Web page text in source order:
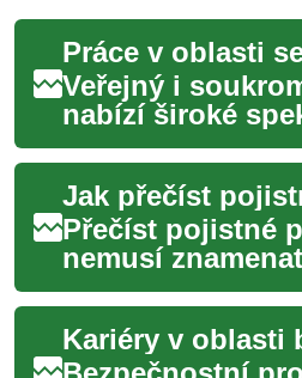
Veřejný i
nabízí široké
pracovních
oblasti security,
ochrany až po...
Přečíst pojistné
nemusí
každému
Tento text vás
praktickými